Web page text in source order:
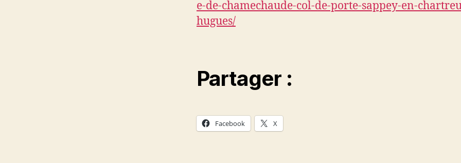
e-de-chamechaude-col-de-porte-sappey-en-
hugues/
Partager :
Facebook X